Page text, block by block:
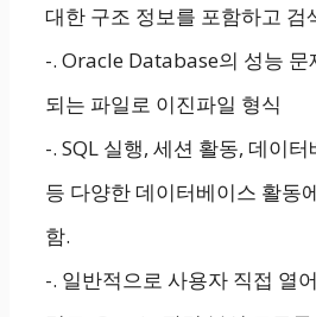
대한 구조 정보를 포함하고 검
-. Oracle Database의 성능 문
되는 파일로 이진파일 형식
-. SQL 실행, 세션 활동, 데이
등 다양한 데이터베이스 활동
함.
-. 일반적으로 사용자 직접 열